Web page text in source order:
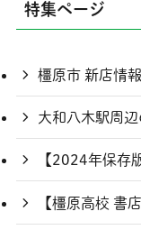
特集ページ
橿原市 新店情報
大和八木駅周
【2024年保存
【橿原高校 書